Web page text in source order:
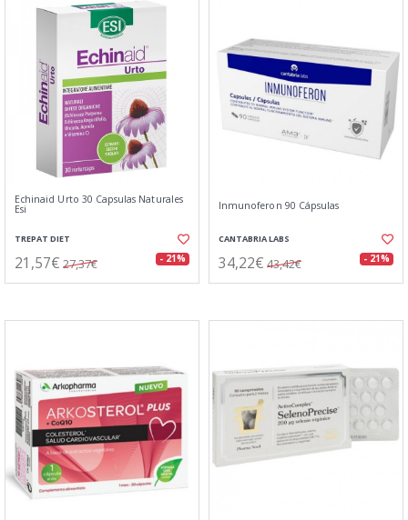
Echinaid Urto 30 Capsulas Naturales
Esi
TREPAT DIET
21,57€ 27,37€ - 21%
Inmunoferon 90 Cápsulas
CANTABRIA LABS
34,22€ 43,42€ - 21%